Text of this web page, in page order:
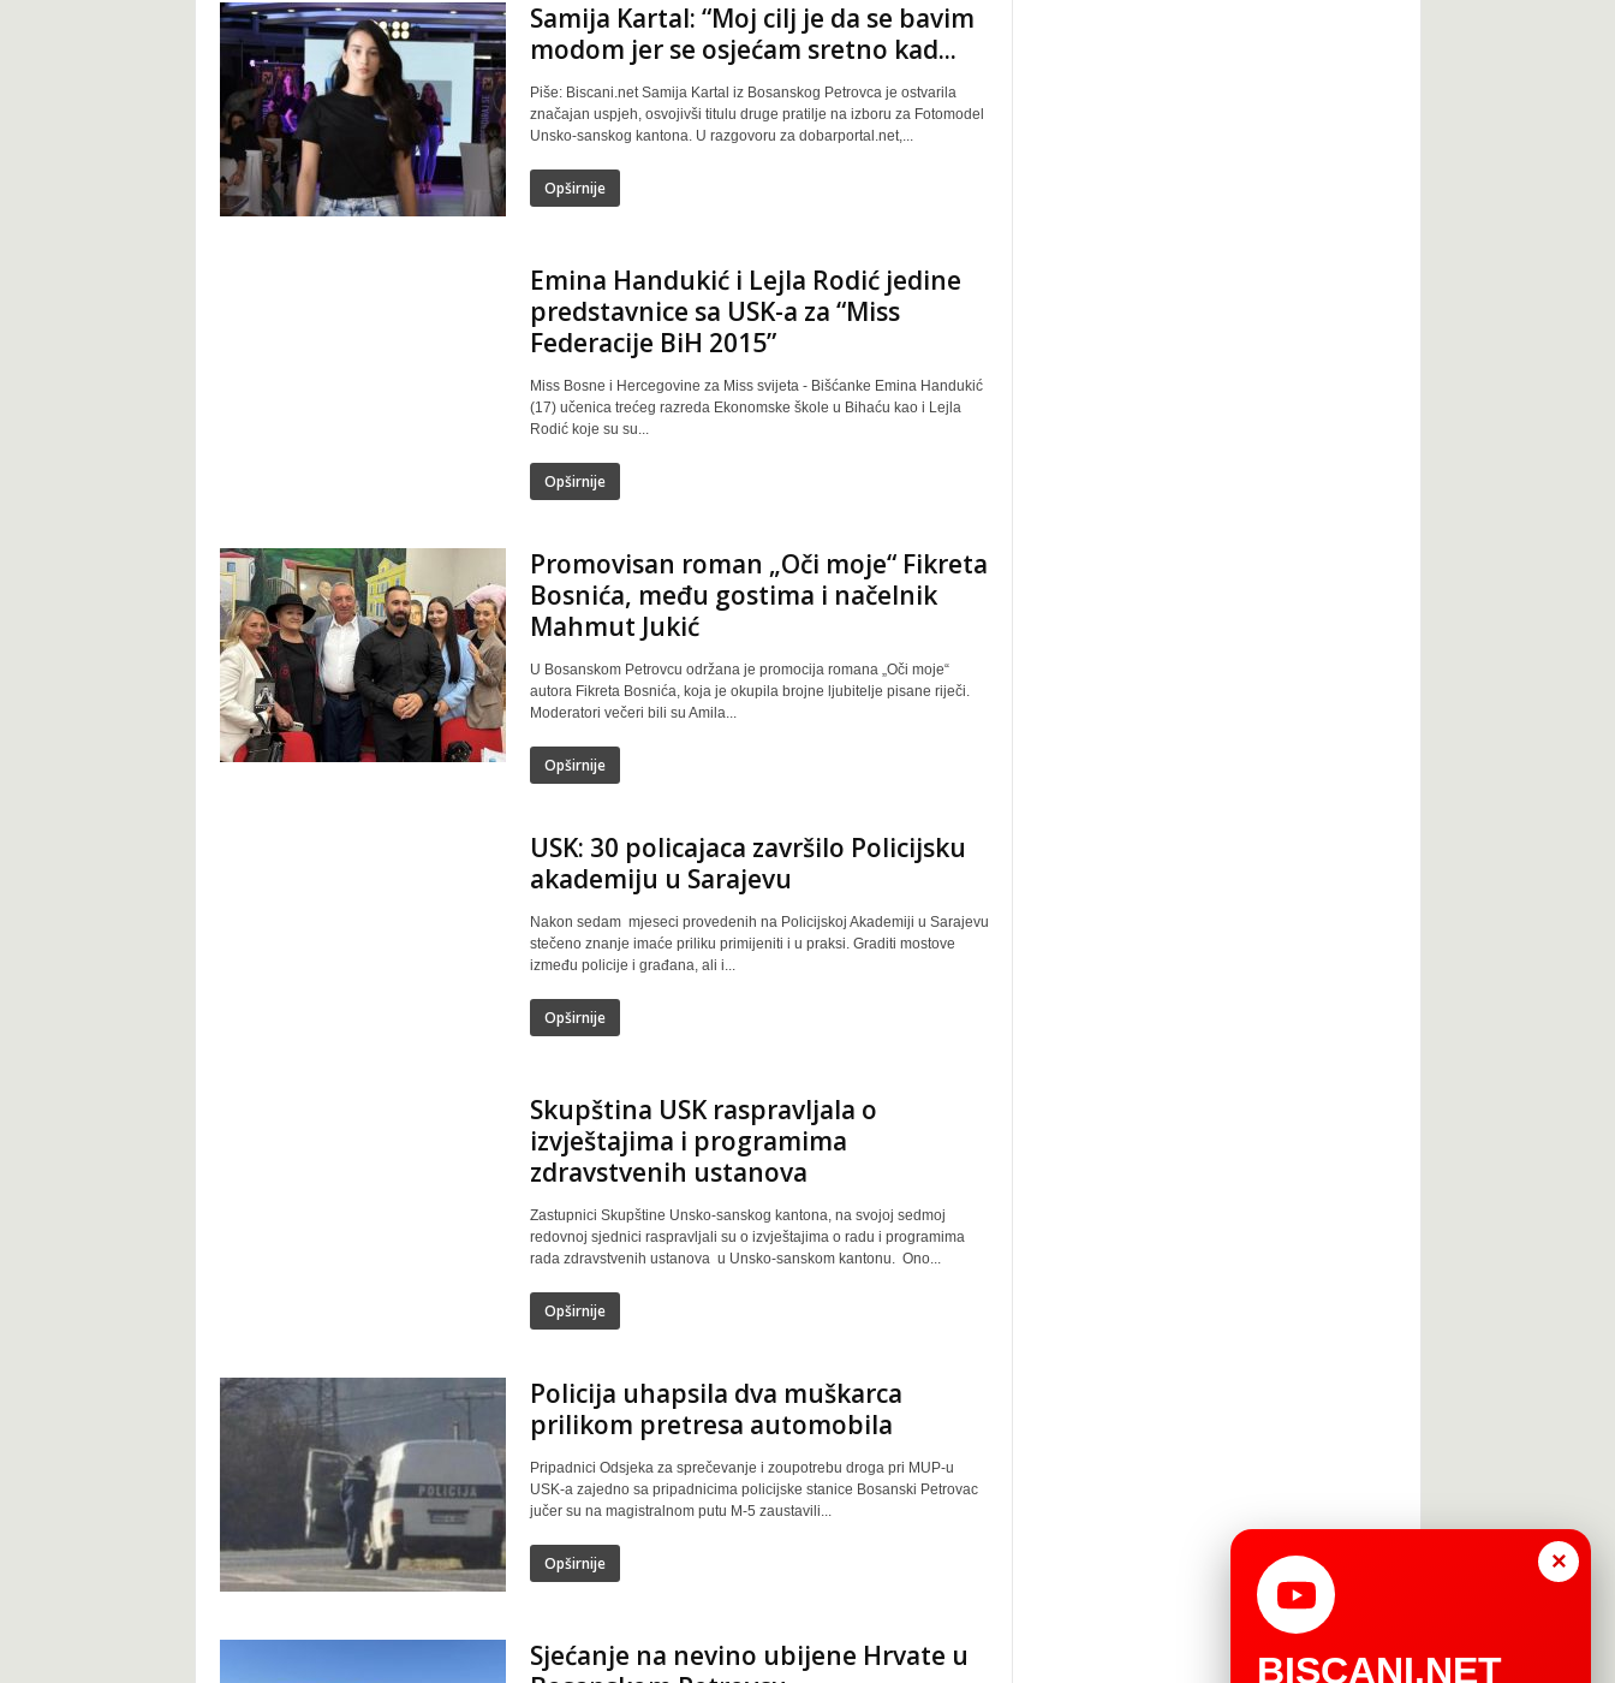
Samija Kartal: “Moj cilj je da se bavim
modom jer se osjećam sretno kad...
Piše: Biscani.net Samija Kartal iz Bosanskog Petrovca je ostvarila
značajan uspjeh, osvojivši titulu druge pratilje na izboru za Fotomodel
Unsko-sanskog kantona. U razgovoru za dobarportal.net,...
Opširnije
Emina Handukić i Lejla Rodić jedine
predstavnice sa USK-a za “Miss
Federacije BiH 2015”
Miss Bosne i Hercegovine za Miss svijeta - Bišćanke Emina Handukić
(17) učenica trećeg razreda Ekonomske škole u Bihaću kao i Lejla
Rodić koje su su...
Opširnije
Promovisan roman „Oči moje“ Fikreta
Bosnića, među gostima i načelnik
Mahmut Jukić
U Bosanskom Petrovcu održana je promocija romana „Oči moje“
autora Fikreta Bosnića, koja je okupila brojne ljubitelje pisane riječi.
Moderatori večeri bili su Amila...
Opširnije
USK: 30 policajaca završilo Policijsku
akademiju u Sarajevu
Nakon sedam mjeseci provedenih na Policijskoj Akademiji u Sarajevu
stečeno znanje imaće priliku primijeniti i u praksi. Graditi mostove
između policije i građana, ali i...
Opširnije
Skupština USK raspravljala o
izvještajima i programima
zdravstvenih ustanova
Zastupnici Skupštine Unsko-sanskog kantona, na svojoj sedmoj
redovnoj sjednici raspravljali su o izvještajima o radu i programima
rada zdravstvenih ustanova u Unsko-sanskom kantonu. Ono...
Opširnije
Policija uhapsila dva muškarca
prilikom pretresa automobila
Pripadnici Odsjeka za sprečevanje i zoupotrebu droga pri MUP-u
USK-a zajedno sa pripadnicima policijske stanice Bosanski Petrovac
jučer su na magistralnom putu M-5 zaustavili...
Opširnije
Sjećanje na nevino ubijene Hrvate u
×
BISCANI.NET